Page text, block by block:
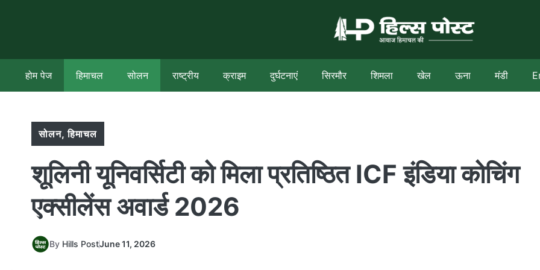
होम पेज हिमाचल सोलन राष्ट्रीय क्राइम दुर्घटनाएं सिरमौर शिमला खेल ऊना मंडी
सोलन,हिमाचल
शूलिनी यूनिवर्सिटी को मिला प्रतिष्ठित ICF इंडिया कोचिंग
एक्सीलेंस अवार्ड 2026
By Hills PostJune 11, 2026